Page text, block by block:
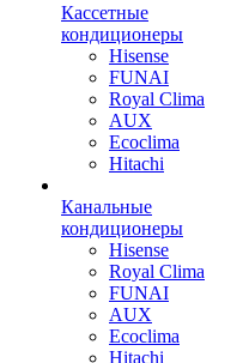
Кассетные
кондиционеры
Hisense
FUNAI
Royal Clima
AUX
Ecoclima
Hitachi
Канальные
кондиционеры
Hisense
Royal Clima
FUNAI
AUX
Ecoclima
Hitachi